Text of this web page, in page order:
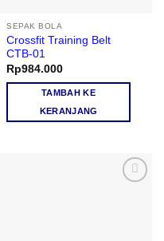
SEPAK BOLA
Crossfit Training Belt
CTB-01
Rp984.000
TAMBAH KE
KERANJANG